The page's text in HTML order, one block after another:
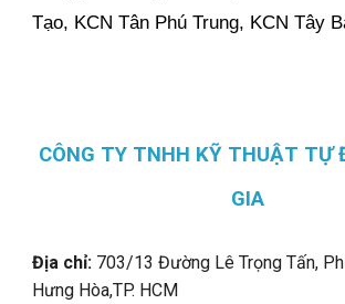
Tạo, KCN Tân Phú Trung, KCN Tây
CÔNG TY TNHH KỸ THUẬT TỰ
GIA
Địa chỉ: 703/13 Đường Lê Trọng Tấn,
Hưng Hòa,TP. HCM